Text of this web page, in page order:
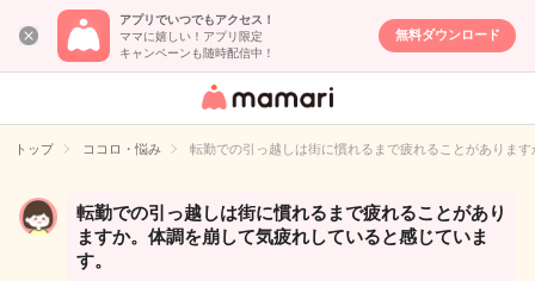
アプリでいつでもアクセス！
ママに嬉しい！アプリ限定
キャンペーンも随時配信中！
無料ダウンロード
女性専用匿名QA
イト
トップ ココロ・悩み 転勤での引っ越しは街に慣れるまで疲れることがありま
転勤での引っ越しは街に慣れるまで疲れることがあり
ますか。体調を崩して気疲れしていると感じていま
す。